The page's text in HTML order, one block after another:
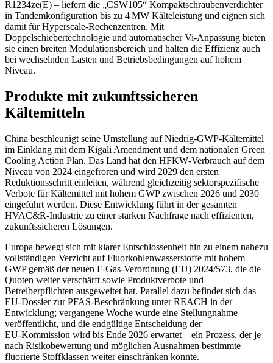
R1234ze(E) – liefern die „CSW105“ Kompaktschraubenverdichter
in Tandemkonfiguration bis zu 4 MW Kälteleistung und eignen sich
damit für Hyperscale‑Rechenzentren. Mit
Doppelschiebertechnologie und automatischer Vi‑Anpassung bieten
sie einen breiten Modulationsbereich und halten die Effizienz auch
bei wechselnden Lasten und Betriebsbedingungen auf hohem
Niveau.
Produkte mit zukunftssicheren
Kältemitteln
China beschleunigt seine Umstellung auf Niedrig‑GWP‑Kältemittel
im Einklang mit dem Kigali Amendment und dem nationalen Green
Cooling Action Plan. Das Land hat den HFKW‑Verbrauch auf dem
Niveau von 2024 eingefroren und wird 2029 den ersten
Reduktionsschritt einleiten, während gleichzeitig sektorspezifische
Verbote für Kältemittel mit hohem GWP zwischen 2026 und 2030
eingeführt werden. Diese Entwicklung führt in der gesamten
HVAC&R‑Industrie zu einer starken Nachfrage nach effizienten,
zukunftssicheren Lösungen.
Europa bewegt sich mit klarer Entschlossenheit hin zu einem nahezu
vollständigen Verzicht auf Fluorkohlenwasserstoffe mit hohem
GWP gemäß der neuen F‑Gas‑Verordnung (EU) 2024/573, die die
Quoten weiter verschärft sowie Produktverbote und
Betreiberpflichten ausgeweitet hat. Parallel dazu befindet sich das
EU‑Dossier zur PFAS‑Beschränkung unter REACH in der
Entwicklung; vergangene Woche wurde eine Stellungnahme
veröffentlicht, und die endgültige Entscheidung der
EU‑Kommission wird bis Ende 2026 erwartet – ein Prozess, der je
nach Risikobewertung und möglichen Ausnahmen bestimmte
fluorierte Stoffklassen weiter einschränken könnte.